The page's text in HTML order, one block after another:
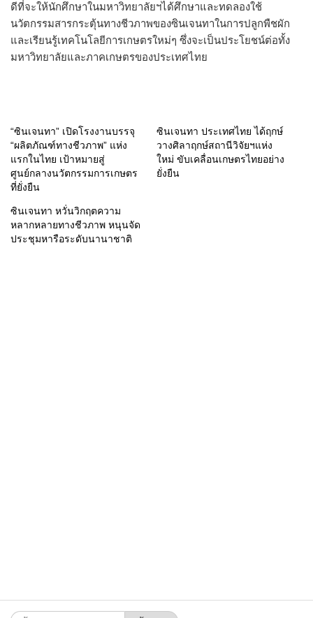
ดีที่จะให้นักศึกษาในมหาวิทยาลัยฯได้ศึกษาและทดลองใช้
นวัตกรรมสารกระตุ้นทางชีวภาพของซินเจนทาในการปลูกพืชผัก
และเรียนรู้เทคโนโลยีการเกษตรใหม่ๆ ซึ่งจะเป็นประโยชน์ต่อทั้ง
มหาวิทยาลัยและภาคเกษตรของประเทศไทย
“ซินเจนทา” เปิดโรงงานบรรจุ
“ผลิตภัณฑ์ทางชีวภาพ” แห่ง
แรกในไทย เป้าหมายสู่
ศูนย์กลางนวัตกรรมการเกษตร
ที่ยั่งยืน
ซินเจนทา ประเทศไทย ได้ฤกษ์
วางศิลาฤกษ์สถานีวิจัยฯแห่ง
ใหม่ ขับเคลื่อนเกษตรไทยอย่าง
ยั่งยืน
ซินเจนทา หวั่นวิกฤตความ
หลากหลายทางชีวภาพ หนุนจัด
ประชุมหารือระดับนานาชาติ